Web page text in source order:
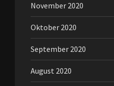
November 2020
Oktober 2020
September 2020
August 2020